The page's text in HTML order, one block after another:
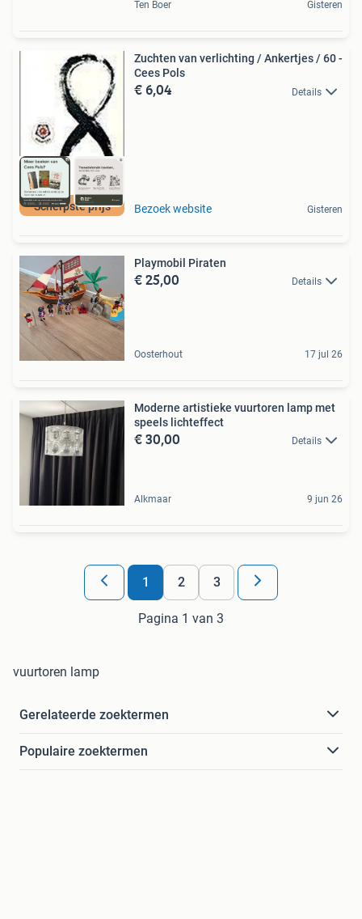
Ten Boer Gisteren
Scherpste prijs
Zuchten van verlichting / Ankertjes / 60 -
Cees Pols
€ 6,04 Details
Bezoek website Gisteren
Playmobil Piraten
€ 25,00 Details
Oosterhout 17 jul 26
Moderne artistieke vuurtoren lamp met
speels lichteffect
€ 30,00 Details
Alkmaar 9 jun 26
1 2 3
Pagina 1 van 3
vuurtoren lamp
Gerelateerde zoektermen
Populaire zoektermen